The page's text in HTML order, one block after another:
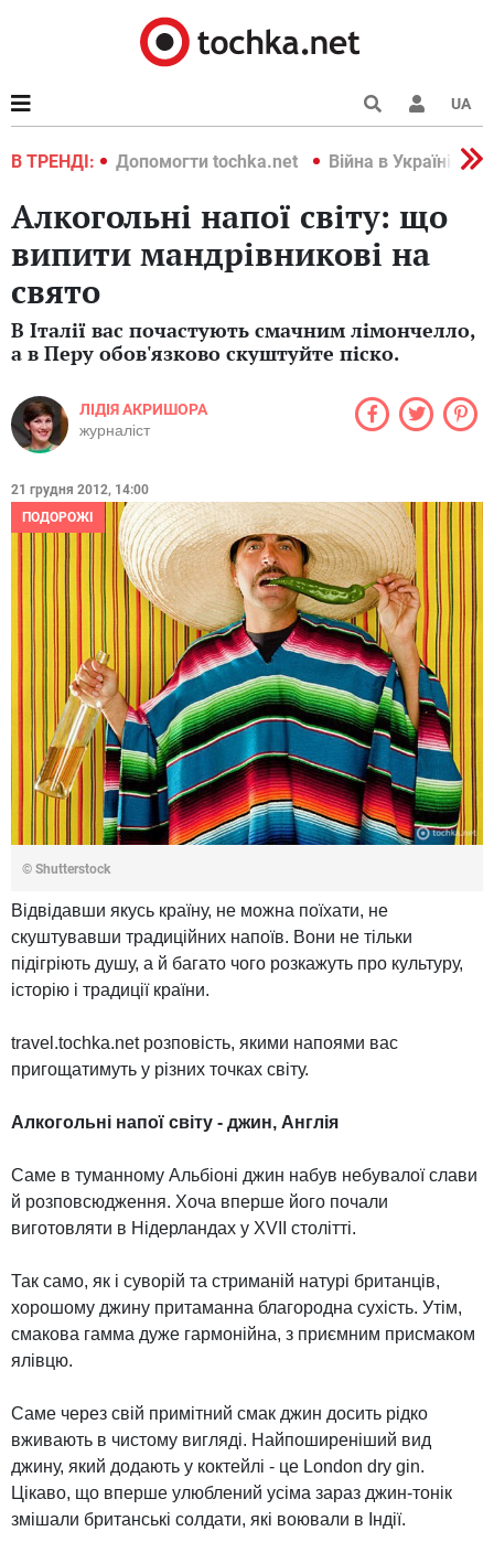
UA
В ТРЕНДІ:
2022 Допомогти tochka.net Війна в Україні 2022
Алкогольні напої світу: що
випити мандрівникові на
свято
В Італії вас почастують смачним лімончелло,
а в Перу обов'язково скуштуйте піско.
ЛІДІЯ АКРИШОРА
журналіст
21 грудня 2012, 14:00
ПОДОРОЖІ
© Shutterstock
Відвідавши якусь країну, не можна поїхати, не
скуштувавши традиційних напоїв. Вони не тільки
підігріють душу, а й багато чого розкажуть про культуру,
історію і традиції країни.
travel.tochka.net розповість, якими напоями вас
пригощатимуть у різних точках світу.
Алкогольні напої світу - джин, Англія
Саме в туманному Альбіоні джин набув небувалої слави
й розповсюдження. Хоча вперше його почали
виготовляти в Нідерландах у XVII столітті.
Так само, як і суворій та стриманій натурі британців,
хорошому джину притаманна благородна сухість. Утім,
смакова гамма дуже гармонійна, з приємним присмаком
ялівцю.
Саме через свій примітний смак джин досить рідко
вживають в чистому вигляді. Найпоширеніший вид
джину, який додають у коктейлі - це London dry gin.
Цікаво, що вперше улюблений усіма зараз джин-тонік
змішали британські солдати, які воювали в Індії.